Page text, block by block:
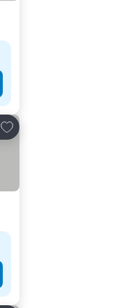
Přidat na seznam